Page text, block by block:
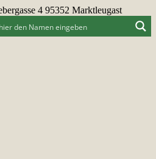
4 95352 Marktleugast